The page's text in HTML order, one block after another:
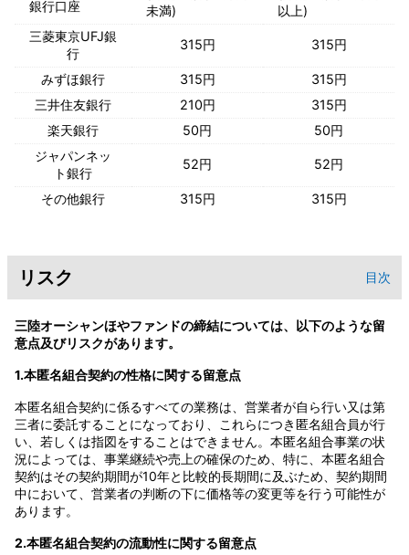
銀行口座
未満)
以上)
三菱東京UFJ銀
行
315円 315円
みずほ銀行 315円
315円
三井住友銀行
210円
315円
楽天銀行
50円
50円
ジャパンネッ
ト銀行
52円 52円
その他銀行 315円 315円
リスク 目次
三陸オーシャンほやファンドの締結については、以下のような留
意点及びリスクがあります。
1.本匿名組合契約の性格に関する留意点
本匿名組合契約に係るすべての業務は、営業者が自ら行い又は第
三者に委託することになっており、これらにつき匿名組合員が行
い、若しくは指図をすることはできません。本匿名組合事業の状
況によっては、事業継続や売上の確保のため、特に、本匿名組合
契約はその契約期間が10年と比較的長期間に及ぶため、契約期間
中において、営業者の判断の下に価格等の変更等を行う可能性が
あります。
2.本匿名組合契約の流動性に関する留意点